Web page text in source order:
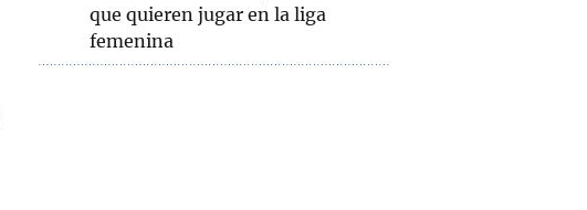
que quieren jugar en la liga
femenina